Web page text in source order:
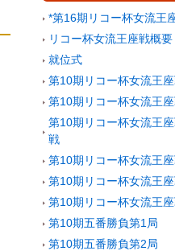
*第16期リコー杯女流王
リコー杯女流王座戦概要
就位式
第10期リコー杯女流王
第10期リコー杯女流王
第10期リコー杯女流王
戦
第10期リコー杯女流王
第10期リコー杯女流王
第10期リコー杯女流王
第10期五番勝負第1局
第10期五番勝負第2局